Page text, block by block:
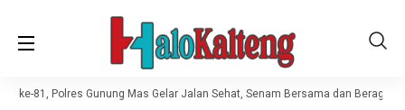
ke-81, Polres Gunung Mas Gelar Jalan Sehat, Senam Bersama dan Beragam